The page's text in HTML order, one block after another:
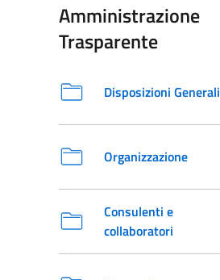
Amministrazione
Trasparente
Disposizioni Generali
Organizzazione
Consulenti e
collaboratori